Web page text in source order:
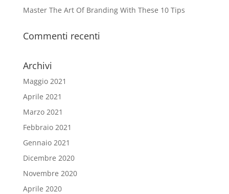
Master The Art Of Branding With These 10 Tips
Commenti recenti
Archivi
Maggio 2021
Aprile 2021
Marzo 2021
Febbraio 2021
Gennaio 2021
Dicembre 2020
Novembre 2020
Aprile 2020